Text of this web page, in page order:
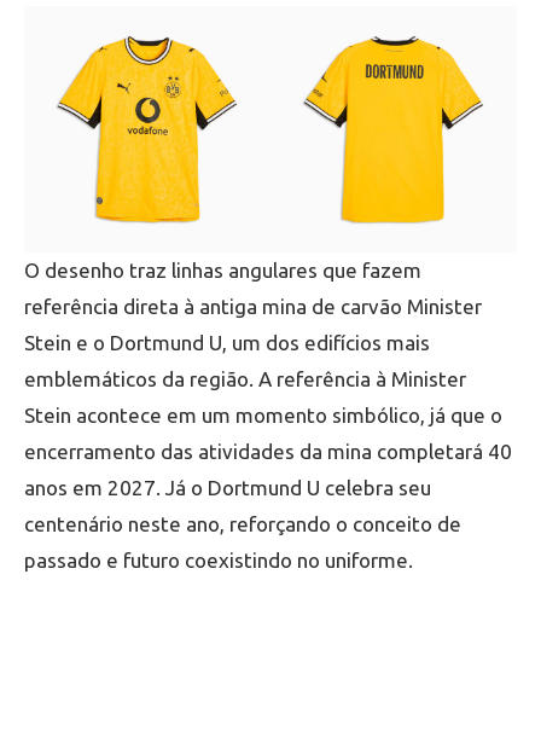
O desenho traz linhas angulares que fazem
referência direta à antiga mina de carvão Minister
Stein e o Dortmund U, um dos edifícios mais
emblemáticos da região. A referência à Minister
Stein acontece em um momento simbólico, já que o
encerramento das atividades da mina completará 40
anos em 2027. Já o Dortmund U celebra seu
centenário neste ano, reforçando o conceito de
passado e futuro coexistindo no uniforme.